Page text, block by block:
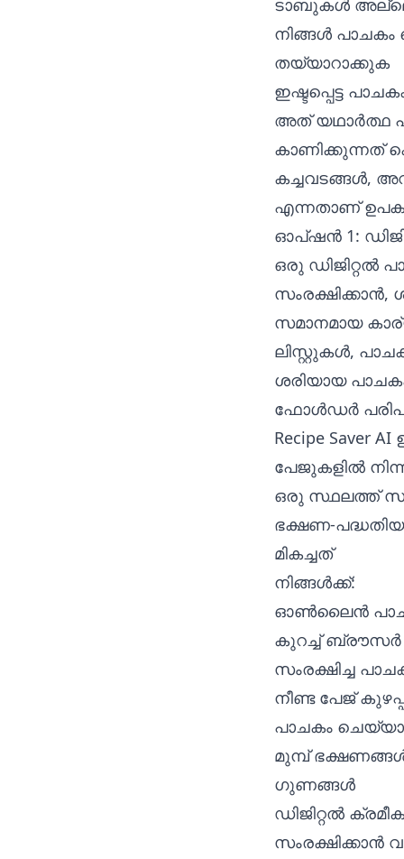
ടാബുകൾ
നിങ്ങൾ പാചകം
തയ്യാറാക്കുക
ഇഷ്ടപ്പെട്ട
അത് യഥാർത്ഥ
കാണിക്കുന്നത്
കച്ചവടങ്ങൾ,
എന്നതാണ്
ഓപ്ഷൻ 1:
ഒരു
സംരക്ഷിക്കാൻ,
സമാനമായ
ലിസ്റ്റുകൾ,
ശരിയായ
ഫോൾഡർ
Recipe Saver AI
പേജുകളിൽ
ഒരു സ്ഥലത്ത്
ഭക്ഷണ-
മികച്ചത്
നിങ്ങൾക്ക്:
ഓൺലൈൻ
കുറച്ച്
സംരക്ഷിച്ച
നീണ്ട പേജ്
പാചകം
മുമ്പ് ഭക്ഷണങ്ങൾ
ഗുണങ്ങൾ
ഡിജിറ്റൽ
സംരക്ഷിക്കാൻ